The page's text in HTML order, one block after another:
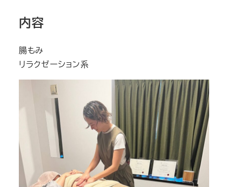
内容
腸もみ
リラクゼーション系